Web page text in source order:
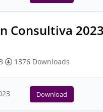
Consultiva
1376 Downloads
Download